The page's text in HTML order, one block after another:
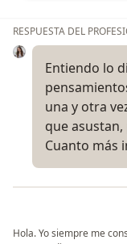
RESPUESTA DEL
Entiendo lo
una y otra
que
Cuanto más
Hola. Yo siempre me